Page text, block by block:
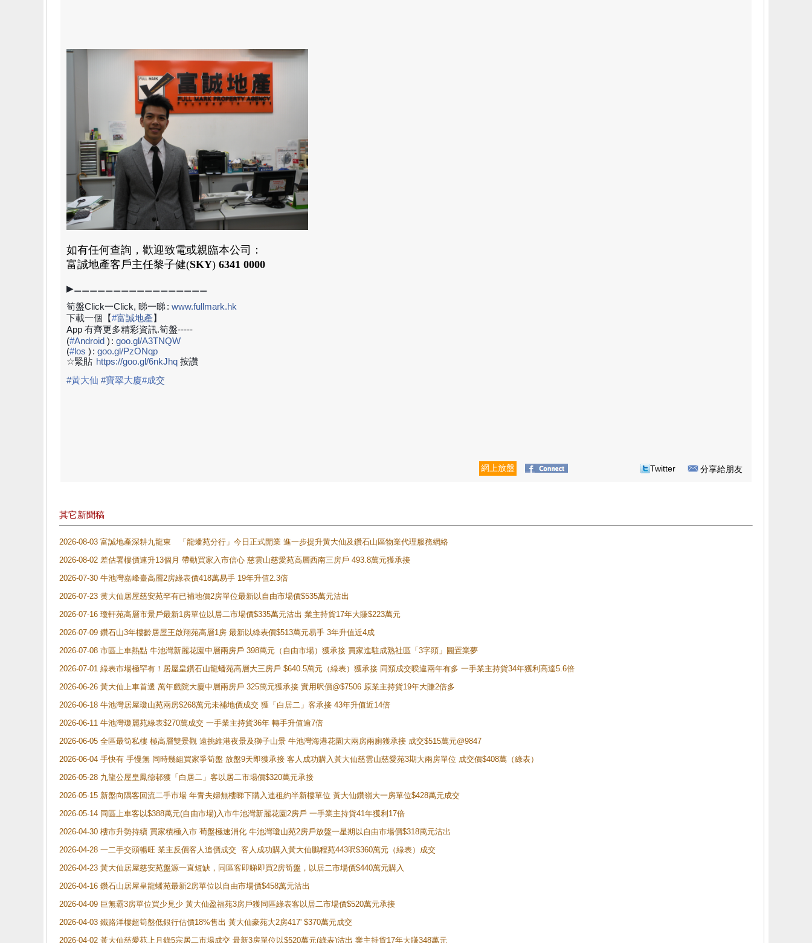
如有任何查詢，歡迎致電或親臨本公司：
富誠地產客戶主任黎子健(SKY) 6341 0000
▶⚊⚊⚊⚊⚊⚊⚊⚊⚊⚊⚊⚊⚊⚊⚊⚊⚊
筍盤Click一Click, 睇一睇: www.fullmark.hk
下載一個【#富誠地產】
App 有齊更多精彩資訊.筍盤-----
(#Android ) : goo.gl/A3TNQW
(#los ) : goo.gl/PzONqp
☆緊貼 https://goo.gl/6nkJhq 按讚
#黃大仙 #寶翠大廈#成交
網上放盤 Twitter 分享給朋友
其它新聞稿
2026-08-03 富誠地產深耕九龍東 「龍蟠苑分行」今日正式開業 進一步提升黃大仙及鑽石山區物業代理服務網絡
2026-08-02 差估署樓價連升13個月 帶動買家入市信心 慈雲山慈愛苑高層西南三房戶 493.8萬元獲承接
2026-07-30 牛池灣嘉峰臺高層2房綠表價418萬易手 19年升值2.3倍
2026-07-23 黄大仙居屋慈安苑罕有已補地價2房單位最新以自由市場價$535萬元沽出
2026-07-16 瓊軒苑高層市景戶最新1房單位以居二市場價$335萬元沽出 業主持貨17年大賺$223萬元
2026-07-09 鑽石山3年樓齡居屋王啟翔苑高層1房 最新以綠表價$513萬元易手 3年升值近4成
2026-07-08 市區上車熱點 牛池灣新麗花園中層兩房戶 398萬元（自由市場）獲承接 買家進駐成熟社區「3字頭」圓置業夢
2026-07-01 綠表市場極罕有！居屋皇鑽石山龍蟠苑高層大三房戶 $640.5萬元（綠表）獲承接 同類成交暌違兩年有多 一手業主持貨34年獲利高達5.6倍
2026-06-26 黃大仙上車首選 萬年戲院大廈中層兩房戶 325萬元獲承接 實用呎價@$7506 原業主持貨19年大賺2倍多
2026-06-18 牛池灣居屋瓊山苑兩房$268萬元未補地價成交 獲「白居二」客承接 43年升值近14倍
2026-06-11 牛池灣瓊麗苑綠表$270萬成交 一手業主持貨36年 轉手升值逾7倍
2026-06-05 全區最筍私樓 極高層雙景觀 遠挑維港夜景及獅子山景 牛池灣海港花園大兩房兩廁獲承接 成交$515萬元@9847
2026-06-04 手快有 手慢無 同時幾組買家爭筍盤 放盤9天即獲承接 客人成功購入黃大仙慈雲山慈愛苑3期大兩房單位 成交價$408萬（綠表）
2026-05-28 九龍公屋皇鳳德邨獲「白居二」客以居二市場價$320萬元承接
2026-05-15 新盤向隅客回流二手市場 年青夫婦無樓睇下購入連租約半新樓單位 黃大仙鑽嶺大一房單位$428萬元成交
2026-05-14 同區上車客以$388萬元(自由市場)入市牛池灣新麗花園2房戶 一手業主持貨41年獲利17倍
2026-04-30 樓市升勢持續 買家積極入市 荀盤極速消化 牛池灣瓊山苑2房戶放盤一星期以自由市場價$318萬元沽出
2026-04-28 一二手交頭暢旺 業主反價客人追價成交 客人成功購入黃大仙鵬程苑443呎$360萬元（綠表）成交
2026-04-23 黃大仙居屋慈安苑盤源一直短缺，同區客即睇即買2房筍盤，以居二市場價$440萬元購入
2026-04-16 鑽石山居屋皇龍蟠苑最新2房單位以自由市場價$458萬元沽出
2026-04-09 巨無霸3房單位買少見少 黃大仙盈福苑3房戶獲同區綠表客以居二市場價$520萬元承接
2026-04-03 鐵路洋樓超筍盤低銀行估價18%售出 黃大仙豪苑大2房417' $370萬元成交
2026-04-02 黃大仙慈愛苑上月錄5宗居二市場成交 最新3房單位以$520萬元(綠表)沽出 業主持貨17年大賺348萬元